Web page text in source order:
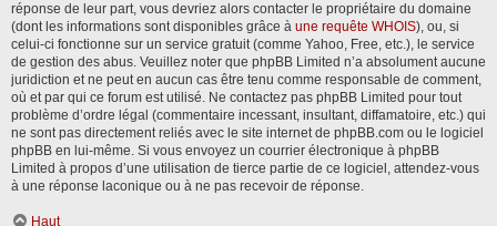
réponse de leur part, vous devriez alors contacter le propriétaire du domaine
(dont les informations sont disponibles grâce à une requête WHOIS), ou, si
celui-ci fonctionne sur un service gratuit (comme Yahoo, Free, etc.), le service
de gestion des abus. Veuillez noter que phpBB Limited n’a absolument aucune
juridiction et ne peut en aucun cas être tenu comme responsable de comment,
où et par qui ce forum est utilisé. Ne contactez pas phpBB Limited pour tout
problème d’ordre légal (commentaire incessant, insultant, diffamatoire, etc.) qui
ne sont pas directement reliés avec le site internet de phpBB.com ou le logiciel
phpBB en lui-même. Si vous envoyez un courrier électronique à phpBB
Limited à propos d’une utilisation de tierce partie de ce logiciel, attendez-vous
à une réponse laconique ou à ne pas recevoir de réponse.
Haut